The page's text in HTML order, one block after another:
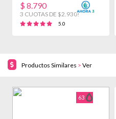
$ 8.790
3 CUOTAS DE $2.930!
5.0
Productos Similares > Ver
63